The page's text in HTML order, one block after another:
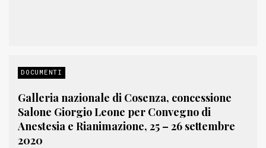
DOCUMENTI
Galleria nazionale di Cosenza, concessione
Salone Giorgio Leone per Convegno di
Anestesia e Rianimazione, 25 – 26 settembre
2020